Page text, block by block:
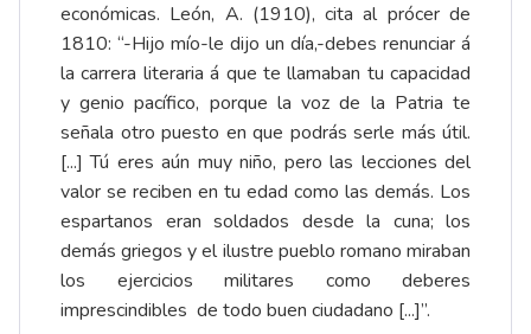
económicas. León, A. (1910), cita al prócer de
1810: “-Hijo mío-le dijo un día,-debes renunciar á
la carrera literaria á que te llamaban tu capacidad
y genio pacífico, porque la voz de la Patria te
señala otro puesto en que podrás serle más útil.
[...] Tú eres aún muy niño, pero las lecciones del
valor se reciben en tu edad como las demás. Los
espartanos eran soldados desde la cuna; los
demás griegos y el ilustre pueblo romano miraban
los ejercicios militares como deberes
imprescindibles de todo buen ciudadano [...]”.